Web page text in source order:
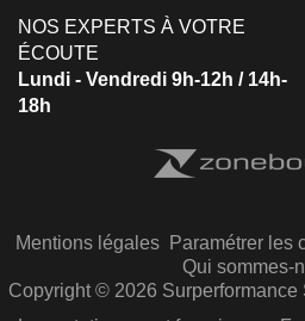
NOS EXPERTS À VOTRE
ÉCOUTE
Lundi - Vendredi 9h-12h / 14h-
18h
Mentions légales Paramétrer les
Qui sommes-
Copyright © 2026 Surperformance